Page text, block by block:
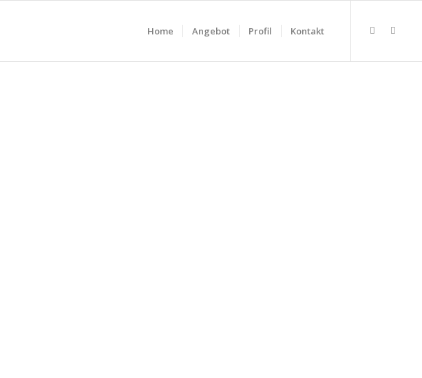
Home Angebot Profil Kontakt